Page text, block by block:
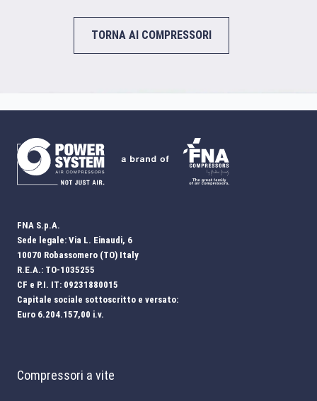
TORNA AI COMPRESSORI
FNA S.p.A.
Sede legale: Via L. Einaudi, 6
10070 Robassomero (TO) Italy
R.E.A.: TO-1035255
CF e P.I. IT: 09231880015
Capitale sociale sottoscritto e versato:
Euro 6.204.157,00 i.v.
Compressori a vite